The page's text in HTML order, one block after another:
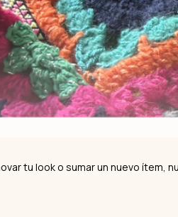
tu look o sumar un nuevo ítem,